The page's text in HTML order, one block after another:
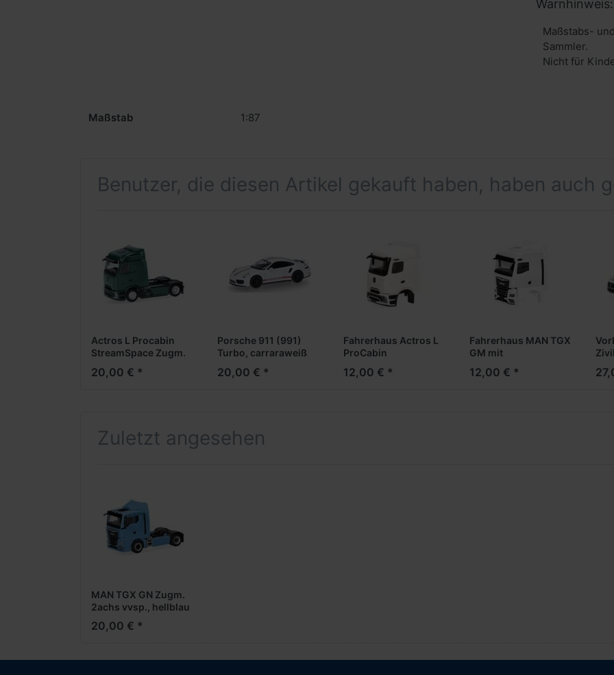
Warnhinweis:
Maßstabs-
Sammler.
Nicht für
Maßstab 1:87
Benutzer, die diesen Artikel gekauft haben, haben auch
Actros L Procabin
StreamSpace Zugm.
moosgrün
20,00 € *
Porsche 911 (991)
Turbo, carraraweiß
20,00 € *
Fahrerhaus Actros L
ProCabin
weiß (2 Stück)
12,00 € *
Fahrerhaus MAN TGX
GM mit
Spiegelkamera, weiß
12,00 € *
Zuletzt angesehen
MAN TGX GN Zugm.
2achs vvsp., hellblau
20,00 € *